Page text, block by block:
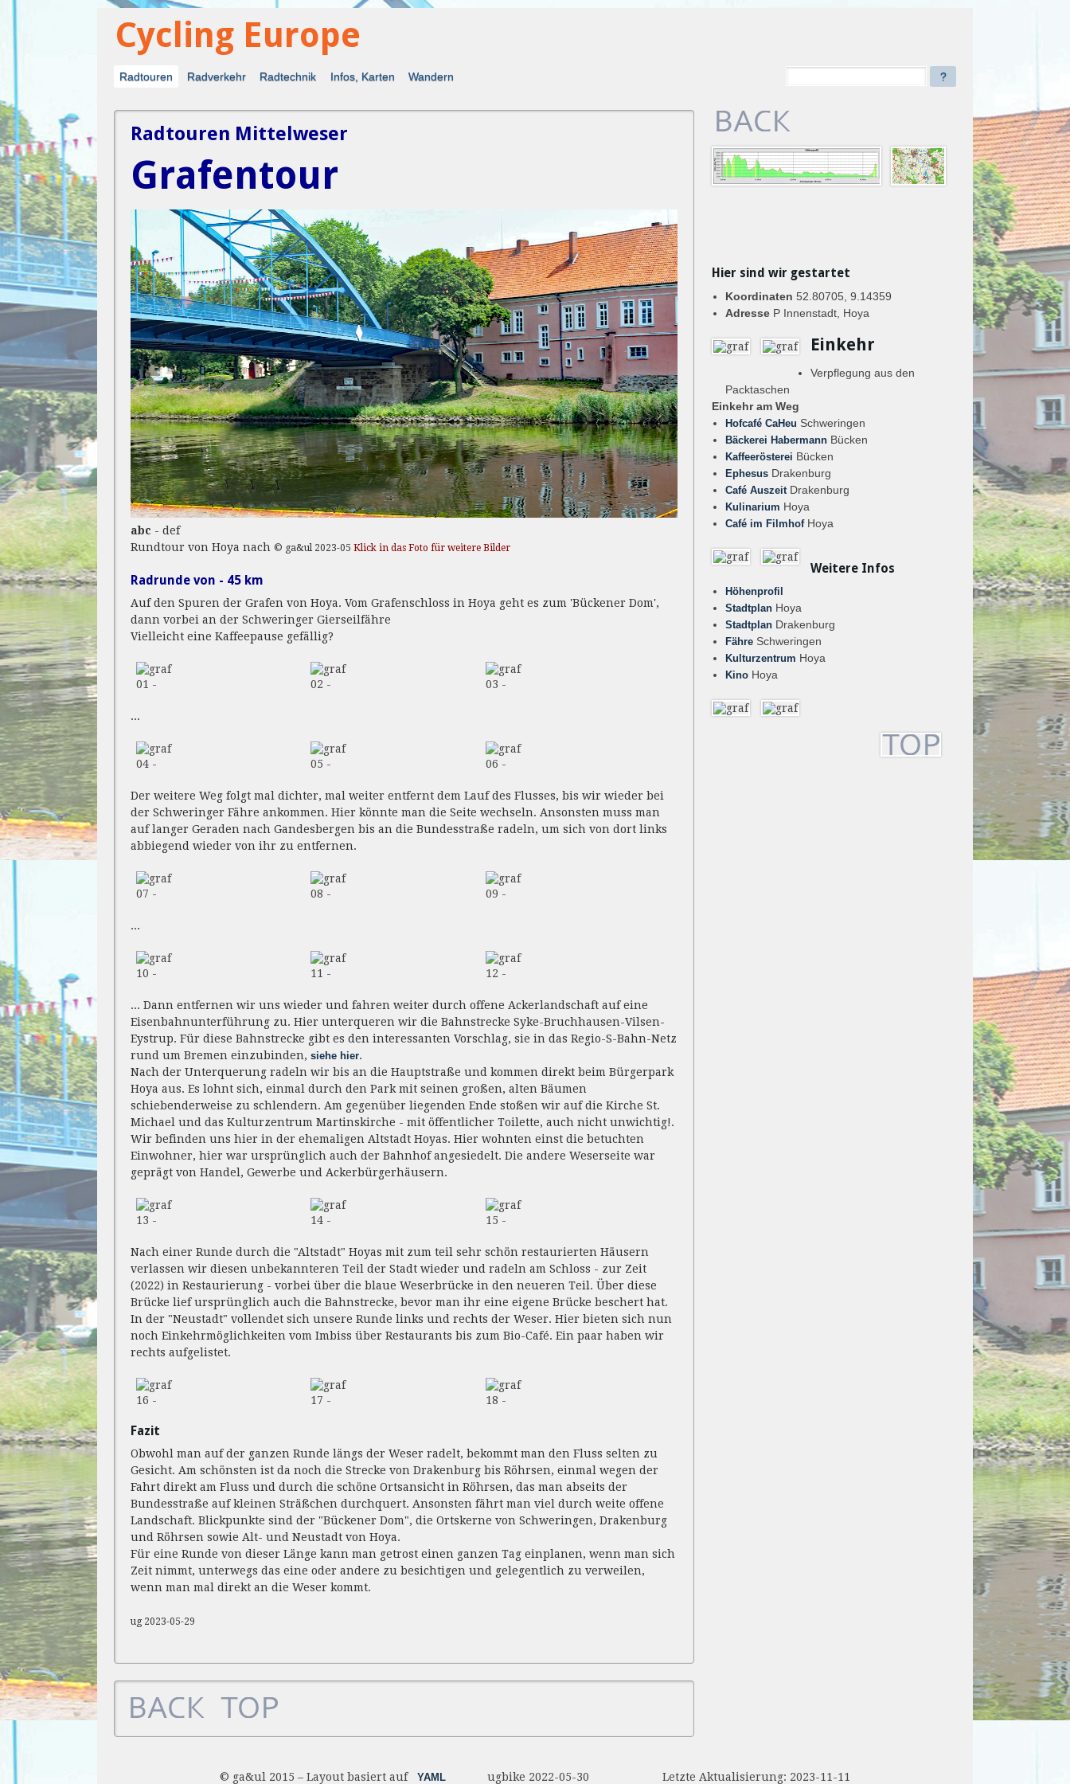
Cycling Europe
Fahr Rad - Entdecke die Welt neu
Radtouren Radverkehr Radtechnik Infos, Karten Wandern ?
Radtouren Mittelweser
Grafentour
abc - def
Rundtour von Hoya nach © ga&ul 2023-05 Klick in das Foto für weitere Bilder
Radrunde von - 45 km
Auf den Spuren der Grafen von Hoya. Vom Grafenschloss in Hoya geht es zum 'Bückener Dom',
dann vorbei an der Schweringer Gierseilfähre
Vielleicht eine Kaffeepause gefällig?
01 - 02 - 03 -
...
04 - 05 - 06 -
Der weitere Weg folgt mal dichter, mal weiter entfernt dem Lauf des Flusses, bis wir wieder bei
der Schweringer Fähre ankommen. Hier könnte man die Seite wechseln. Ansonsten muss man
auf langer Geraden nach Gandesbergen bis an die Bundesstraße radeln, um sich von dort links
abbiegend wieder von ihr zu entfernen.
07 - 08 - 09 -
...
10 - 11 - 12 -
... Dann entfernen wir uns wieder und fahren weiter durch offene Ackerlandschaft auf eine
Eisenbahnunterführung zu. Hier unterqueren wir die Bahnstrecke Syke-Bruchhausen-Vilsen-
Eystrup. Für diese Bahnstrecke gibt es den interessanten Vorschlag, sie in das Regio-S-Bahn-Netz
rund um Bremen einzubinden, siehe hier.
Nach der Unterquerung radeln wir bis an die Hauptstraße und kommen direkt beim Bürgerpark
Hoya aus. Es lohnt sich, einmal durch den Park mit seinen großen, alten Bäumen
schiebenderweise zu schlendern. Am gegenüber liegenden Ende stoßen wir auf die Kirche St.
Michael und das Kulturzentrum Martinskirche - mit öffentlicher Toilette, auch nicht unwichtig!.
Wir befinden uns hier in der ehemaligen Altstadt Hoyas. Hier wohnten einst die betuchten
Einwohner, hier war ursprünglich auch der Bahnhof angesiedelt. Die andere Weserseite war
geprägt von Handel, Gewerbe und Ackerbürgerhäusern.
13 - 14 - 15 -
Nach einer Runde durch die "Altstadt" Hoyas mit zum teil sehr schön restaurierten Häusern
verlassen wir diesen unbekannteren Teil der Stadt wieder und radeln am Schloss - zur Zeit
(2022) in Restaurierung - vorbei über die blaue Weserbrücke in den neueren Teil. Über diese
Brücke lief ursprünglich auch die Bahnstrecke, bevor man ihr eine eigene Brücke beschert hat.
In der "Neustadt" vollendet sich unsere Runde links und rechts der Weser. Hier bieten sich nun
noch Einkehrmöglichkeiten vom Imbiss über Restaurants bis zum Bio-Café. Ein paar haben wir
rechts aufgelistet.
16 - 17 - 18 -
Fazit
Obwohl man auf der ganzen Runde längs der Weser radelt, bekommt man den Fluss selten zu
Gesicht. Am schönsten ist da noch die Strecke von Drakenburg bis Röhrsen, einmal wegen der
Fahrt direkt am Fluss und durch die schöne Ortsansicht in Röhrsen, das man abseits der
Bundesstraße auf kleinen Sträßchen durchquert. Ansonsten fährt man viel durch weite offene
Landschaft. Blickpunkte sind der "Bückener Dom", die Ortskerne von Schweringen, Drakenburg
und Röhrsen sowie Alt- und Neustadt von Hoya.
Für eine Runde von dieser Länge kann man getrost einen ganzen Tag einplanen, wenn man sich
Zeit nimmt, unterwegs das eine oder andere zu besichtigen und gelegentlich zu verweilen,
wenn man mal direkt an die Weser kommt.
ug 2023-05-29
Hier sind wir gestartet
Koordinaten 52.80705, 9.14359
AdresseP Innenstadt, Hoya
Einkehr
Verpflegung aus den
Packtaschen
Einkehr am Weg
Hofcafé CaHeu Schweringen
Bäckerei Habermann Bücken
Kaffeerösterei Bücken
Ephesus Drakenburg
Café Auszeit Drakenburg
Kulinarium Hoya
Café im Filmhof Hoya
Weitere Infos
Höhenprofil
StadtplanHoya
StadtplanDrakenburg
FähreSchweringen
Kulturzentrum Hoya
Kino Hoya
© ga&ul 2015 – Layout basiert auf YAML ugbike 2022-05-30 Letzte Aktualisierung: 2023-11-11